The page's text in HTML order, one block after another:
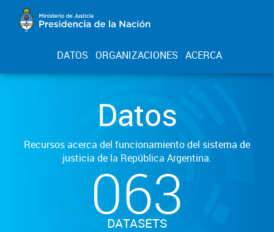
DATOS ORGANIZACIONES ACERCA
Datos
Recursos acerca del funcionamiento del sistema de
justicia de la República Argentina.
063
DATASETS